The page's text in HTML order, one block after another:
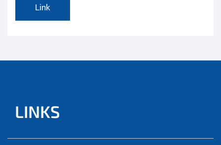
Link
LINKS